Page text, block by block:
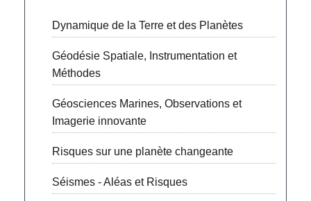
Dynamique de la Terre et des Planètes
Géodésie Spatiale, Instrumentation et
Méthodes
Géosciences Marines, Observations et
Imagerie innovante
Risques sur une planète changeante
Séismes - Aléas et Risques